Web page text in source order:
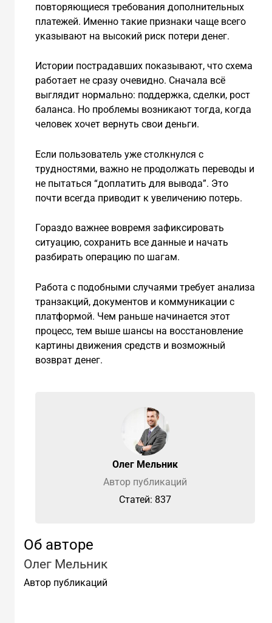
повторяющиеся требования дополнительных
платежей. Именно такие признаки чаще всего
указывают на высокий риск потери денег.
Истории пострадавших показывают, что схема
работает не сразу очевидно. Сначала всё
выглядит нормально: поддержка, сделки, рост
баланса. Но проблемы возникают тогда, когда
человек хочет вернуть свои деньги.
Если пользователь уже столкнулся с
трудностями, важно не продолжать переводы и
не пытаться “доплатить для вывода”. Это
почти всегда приводит к увеличению потерь.
Гораздо важнее вовремя зафиксировать
ситуацию, сохранить все данные и начать
разбирать операцию по шагам.
Работа с подобными случаями требует анализа
транзакций, документов и коммуникации с
платформой. Чем раньше начинается этот
процесс, тем выше шансы на восстановление
картины движения средств и возможный
возврат денег.
Олег Мельник
Автор публикаций
Cтатей: 837
Об авторе
Олег Мельник
Автор публикаций